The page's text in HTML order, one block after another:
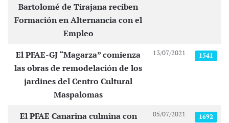
Bartolomé de Tirajana reciben
Formación en Alternancia con el
Empleo
El PFAE-GJ “Magarza” comienza
las obras de remodelación de los
jardines del Centro Cultural
Maspalomas
13/07/2021 1541
El PFAE Canarina culmina con
05/07/2021 1692